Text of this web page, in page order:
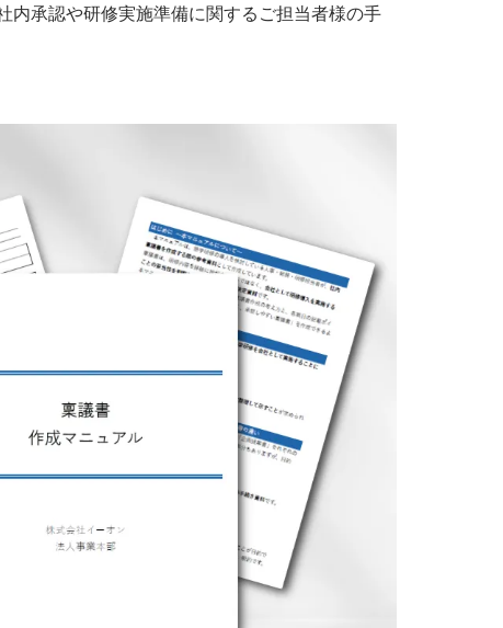
内承認や研修実施準備に関するご担当者様の手